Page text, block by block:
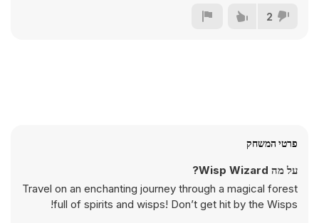
2
פרטי המשחק
על מה Wisp Wizard?
Travel on an enchanting journey through a magical forest
full of spirits and wisps! Don’t get hit by the Wisps!